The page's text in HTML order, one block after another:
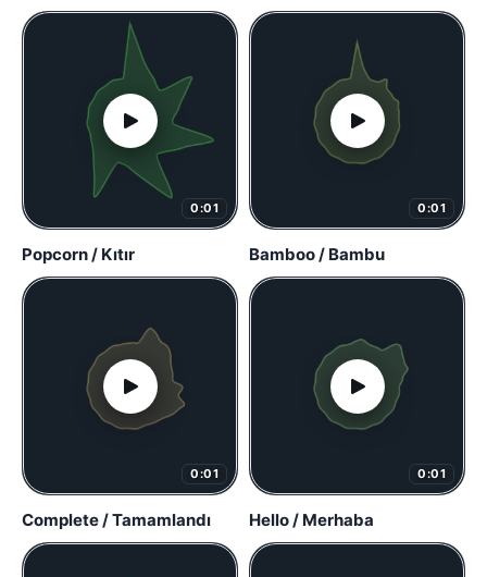
0:01
Popcorn / Kıtır
0:01
Bamboo / Bambu
0:01
Complete / Tamamlandı
0:01
Hello / Merhaba